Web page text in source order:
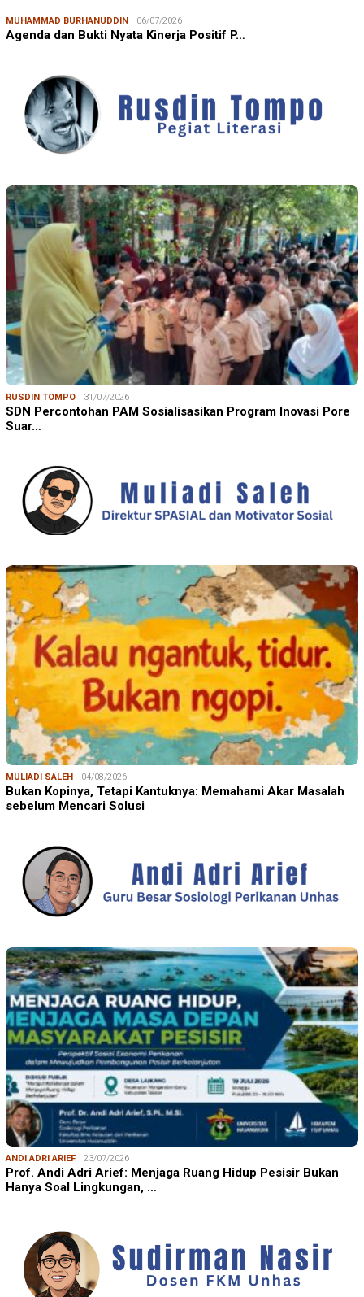
MUHAMMAD BURHANUDDIN 06/07/2026
Agenda dan Bukti Nyata Kinerja Positif P…
RUSDIN TOMPO 31/07/2026
SDN Percontohan PAM Sosialisasikan Program Inovasi Pore
Suar…
MULIADI SALEH 04/08/2026
Bukan Kopinya, Tetapi Kantuknya: Memahami Akar Masalah
sebelum Mencari Solusi
ANDI ADRI ARIEF 23/07/2026
Prof. Andi Adri Arief: Menjaga Ruang Hidup Pesisir Bukan
Hanya Soal Lingkungan, …